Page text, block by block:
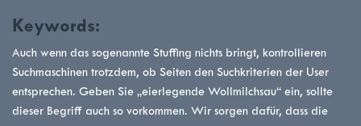
Keywords:
Auch wenn das sogenannte Stuffing nichts bringt, kontrollieren
Suchmaschinen trotzdem, ob Seiten den Suchkriterien der User
entsprechen. Geben Sie „eierlegende Wollmilchsau“ ein, sollte
dieser Begriff auch so vorkommen. Wir sorgen dafür, dass die